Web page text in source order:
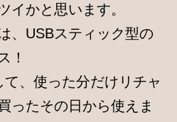
イかと思います。
、USBスティック型の
！
て、使った分だけリチャ
ったその日から使えま